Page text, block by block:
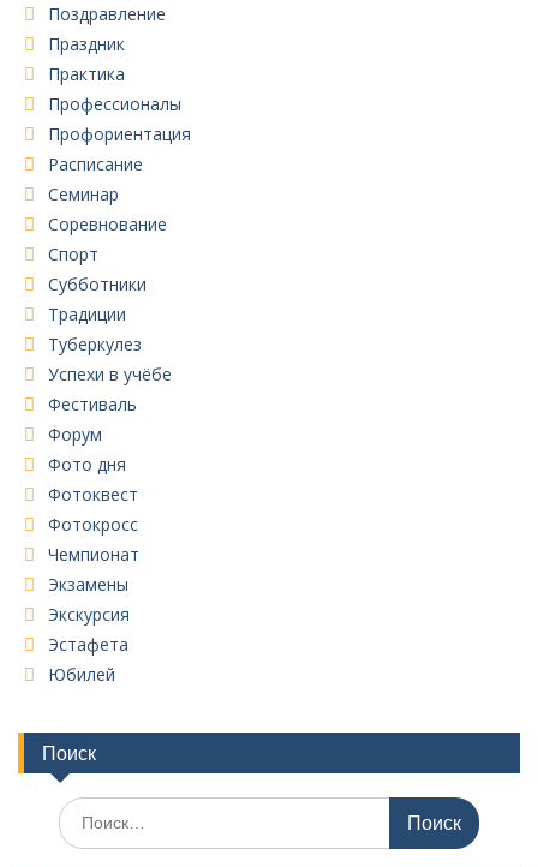
Поздравление
Праздник
Практика
Профессионалы
Профориентация
Расписание
Семинар
Соревнование
Спорт
Субботники
Традиции
Туберкулез
Успехи в учёбе
Фестиваль
Форум
Фото дня
Фотоквест
Фотокросс
Чемпионат
Экзамены
Экскурсия
Эстафета
Юбилей
Поиск
Поиск
по: